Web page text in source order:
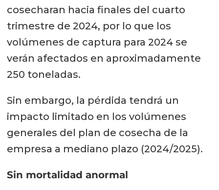
cosecharan hacia finales del cuarto
trimestre de 2024, por lo que los
volúmenes de captura para 2024 se
verán afectados en aproximadamente
250 toneladas.
Sin embargo, la pérdida tendrá un
impacto limitado en los volúmenes
generales del plan de cosecha de la
empresa a mediano plazo (2024/2025).
Sin mortalidad anormal